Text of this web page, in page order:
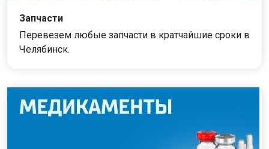
Запчасти
Перевезем любые запчасти в кратчайшие сроки в
Челябинск.